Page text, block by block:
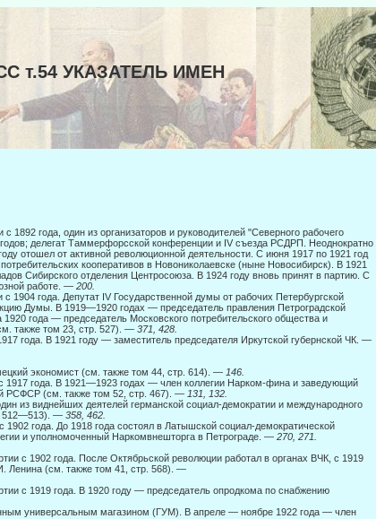
т.54 УКАЗАТЕЛЬ ИМЕН
1892 года, один из организаторов и руководителей "Се­верного рабочего
делегат Таммерфорсской конферен­ции и IV съезда РСДРП. Неоднократно
отошел от активной революционной деятельности. С июня 1917 по 1921 год
кооперативов в Новониколаевске (ныне Новосибирск). В 1921
Сибирского отделения Центросоюза. В 1924 году вновь принят в партию. С
работе. — 200.
1904 года. Депутат IV Государственной думы от рабочих Петербургской
Думы. В 1919—1920 годах — председа­тель правления Петроградской
года — председатель Мос­ковского потребительского общества и
также том 23, стр. 527). — 371, 428.
года. В 1921 году — заместитель председателя Иркут­ской губернской ЧК. —
экономист (см. также том 44, стр. 614). — 146.
года. В 1921—1923 годах — член коллегии Нарком-фина и заведующий
РСФСР (см. также том 52, стр. 467). — 131, 132.
из виднейших деятелей германской социал-демократии и международного
512—513). — 358, 462.
года. До 1918 года состоял в Латышской социал-демократической
и уполномоченный Наркомвнешторга в Петрограде. — 270, 271.
с 1902 года. После Октябрьской революции работал в органах ВЧК, с 1919
Ленина (см. также том 41, стр. 568). —
с 1919 года. В 1920 году — председатель опродкома по снабжению
универсальным магазином (ГУМ). В апреле — ноябре 1922 года — член